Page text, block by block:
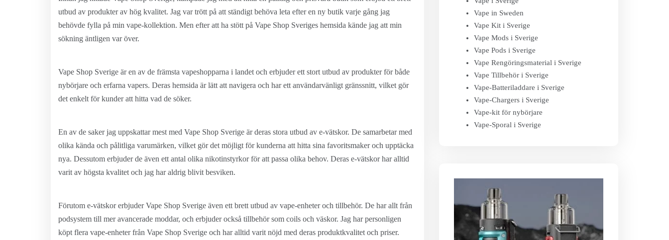
utbud av produkter av hög kvalitet. Jag var trött på att ständigt behöva leta efter en ny butik varje gång jag
behövde fylla på min vape-kollektion. Men efter att ha stött på Vape Shop Sveriges hemsida kände jag att min
sökning äntligen var över.
Vape Shop Sverige är en av de främsta vapeshopparna i landet och erbjuder ett stort utbud av produkter för både
nybörjare och erfarna vapers. Deras hemsida är lätt att navigera och har ett användarvänligt gränssnitt, vilket gör
det enkelt för kunder att hitta vad de söker.
En av de saker jag uppskattar mest med Vape Shop Sverige är deras stora utbud av e-vätskor. De samarbetar med
olika kända och pålitliga varumärken, vilket gör det möjligt för kunderna att hitta sina favoritsmaker och upptäcka
nya. Dessutom erbjuder de även ett antal olika nikotinstyrkor för att passa olika behov. Deras e-vätskor har alltid
varit av högsta kvalitet och jag har aldrig blivit besviken.
Förutom e-vätskor erbjuder Vape Shop Sverige även ett brett utbud av vape-enheter och tillbehör. De har allt från
podsystem till mer avancerade moddar, och erbjuder också tillbehör som coils och väskor. Jag har personligen
köpt flera vape-enheter från Vape Shop Sverige och har alltid varit nöjd med deras produktkvalitet och priser.
Vape in Sweden
Vape Kit i Sverige
Vape Mods i Sverige
Vape Pods i Sverige
Vape Rengöringsmaterial i Sverige
Vape Tillbehör i Sverige
Vape-Batteriladdare i Sverige
Vape-Chargers i Sverige
Vape-kit för nybörjare
Vape-Sporal i Sverige